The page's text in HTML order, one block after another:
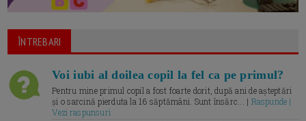
ÎNTREBARI
Voi iubi al doilea copil la fel ca pe primul?
Pentru mine primul copil a fost foarte dorit, după ani de așteptări
și o sarcină pierduta la 16 săptămâni. Sunt însărc... | Raspunde |
Vezi raspunsuri